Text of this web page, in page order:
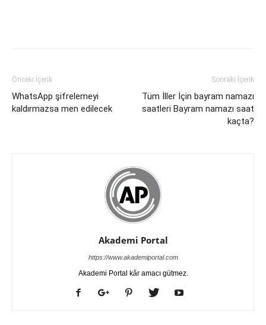
Önceki İçerik
WhatsApp şifrelemeyi
kaldırmazsa men edilecek
Sonraki İçerik
Tüm İller İçin bayram namazı
saatleri Bayram namazı saat
kaçta?
Akademi Portal
https://www.akademiportal.com
Akademi Portal kâr amacı gütmez.